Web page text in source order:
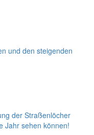
und den steigenden
der Straßenlöcher
Jahr sehen können!